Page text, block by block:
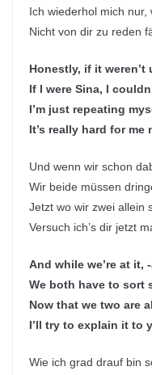
Ich wiederhol mich
Nicht von dir zu reden
Honestly, if it weren’t
If I were Sina, I
I’m just repeating
It’s really hard for
Und wenn wir schon
Wir beide müssen
Jetzt wo wir zwei allein
Versuch ich’s dir jetzt
And while we’re at it,
We both have to sort
Now that we two are
I’ll try to explain it to
Wie ich grad drauf bin